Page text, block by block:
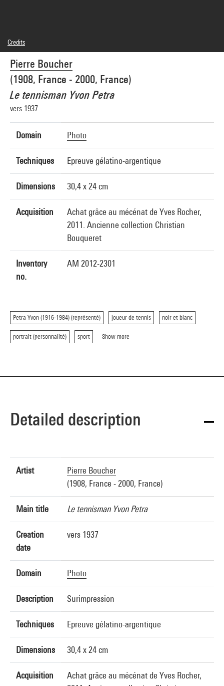
Pierre Boucher
(1908, France - 2000, France)
Le tennisman Yvon Petra
vers 1937
Domain Photo
Techniques Epreuve gélatino-argentique
Dimensions 30,4 x 24 cm
Acquisition
Achat grâce au mécénat de Yves Rocher,
2011. Ancienne collection Christian
Bouqueret
Inventory
no.
AM 2012-2301
Petra Yvon (1916-1984) (représenté) joueur de tennis noir et blanc
portrait (personnalité) sport Show more
Credits
© Fonds Pierre Boucher
Photo credits : Centre Pompidou, MNAM-CCI/Georges Meguerditchian/Dist.
GrandPalaisRmn
Image reference : 4N68813
Image presentation :GrandPalaisRmnPhoto
Detailed description
Artist
Pierre Boucher
(1908, France - 2000, France)
Main title Le tennisman Yvon Petra
Creation
date
vers 1937
Domain Photo
Description Surimpression
Techniques Epreuve gélatino-argentique
Dimensions 30,4 x 24 cm
Acquisition
Achat grâce au mécénat de Yves Rocher,